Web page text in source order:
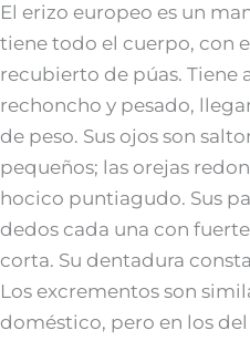
El erizo europeo es un
tiene todo el cuerpo, con
recubierto de púas. Tiene
rechoncho y pesado,
de peso. Sus ojos son
pequeños; las orejas
hocico puntiagudo. Sus
dedos cada una con
corta. Su dentadura
Los excrementos son
doméstico, pero en los